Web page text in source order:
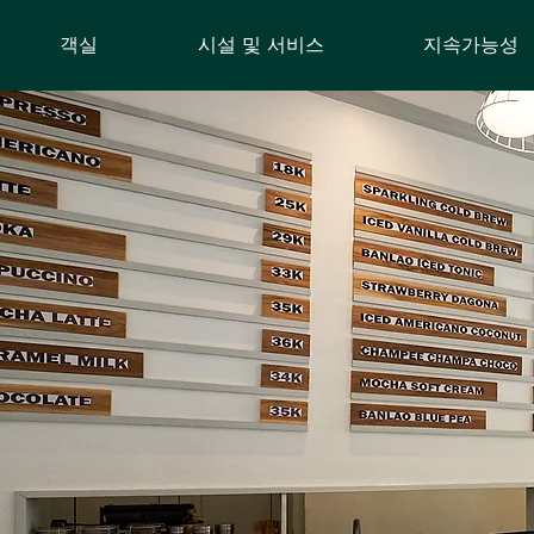
객실 시설 및 서비스 지속가능성